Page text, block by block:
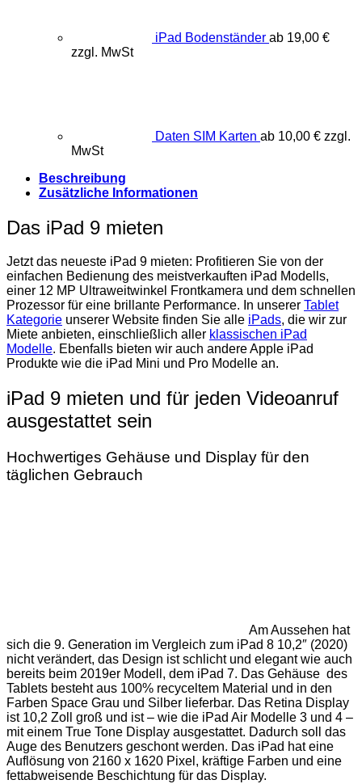
iPad Bodenständer ab 19,00 €
zzgl. MwSt
Daten SIM Karten ab 10,00 € zzgl.
MwSt
Beschreibung
Zusätzliche Informationen
Das iPad 9 mieten
Jetzt das neueste iPad 9 mieten: Profitieren Sie von der
einfachen Bedienung des meistverkauften iPad Modells,
einer 12 MP Ultraweitwinkel Frontkamera und dem schnellen
Prozessor für eine brillante Performance. In unserer Tablet
Kategorie unserer Website finden Sie alle iPads, die wir zur
Miete anbieten, einschließlich aller klassischen iPad
Modelle. Ebenfalls bieten wir auch andere Apple iPad
Produkte wie die iPad Mini und Pro Modelle an.
iPad 9 mieten und für jeden Videoanruf
ausgestattet sein
Hochwertiges Gehäuse und Display für den
täglichen Gebrauch
Am Aussehen hat
sich die 9. Generation im Vergleich zum iPad 8 10,2″ (2020)
nicht verändert, das Design ist schlicht und elegant wie auch
bereits beim 2019er Modell, dem iPad 7. Das Gehäuse des
Tablets besteht aus 100% recyceltem Material und in den
Farben Space Grau und Silber lieferbar. Das Retina Display
ist 10,2 Zoll groß und ist – wie die iPad Air Modelle 3 und 4 –
mit einem True Tone Display ausgestattet. Dadurch soll das
Auge des Benutzers geschont werden. Das iPad hat eine
Auflösung von 2160 x 1620 Pixel, kräftige Farben und eine
fettabweisende Beschichtung für das Display.